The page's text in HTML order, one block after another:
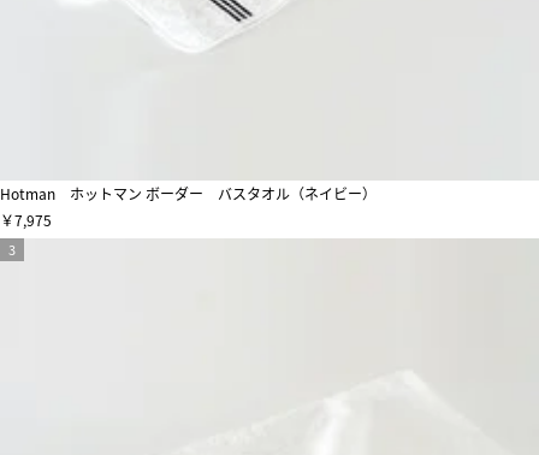
Hotman ホットマン ボーダー バスタオル（ネイビー）
￥7,975